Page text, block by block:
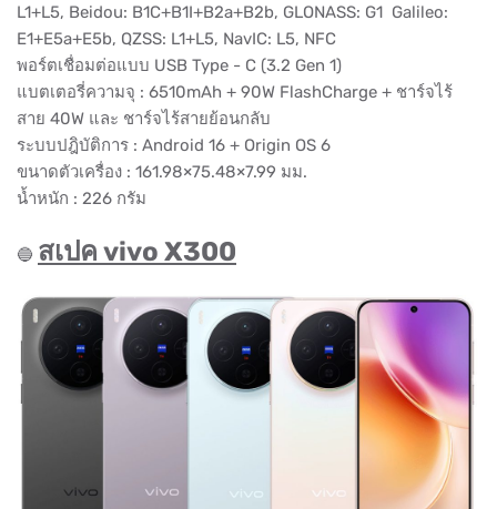
L1+L5, Beidou: B1C+B1I+B2a+B2b, GLONASS: G1 Galileo:
E1+E5a+E5b, QZSS: L1+L5, NavIC: L5, NFC
พอร์ตเชื่อมต่อแบบ USB Type - C (3.2 Gen 1)
แบตเตอรี่ความจุ : 6510mAh + 90W FlashCharge + ชาร์จไร้
สาย 40W และ ชาร์จไร้สายย้อนกลับ
ระบบปฎิบัติการ : Android 16 + Origin OS 6
ขนาดตัวเครื่อง : 161.98×75.48×7.99 มม.
น้ำหนัก : 226 กรัม
🔵 สเปค vivo X300